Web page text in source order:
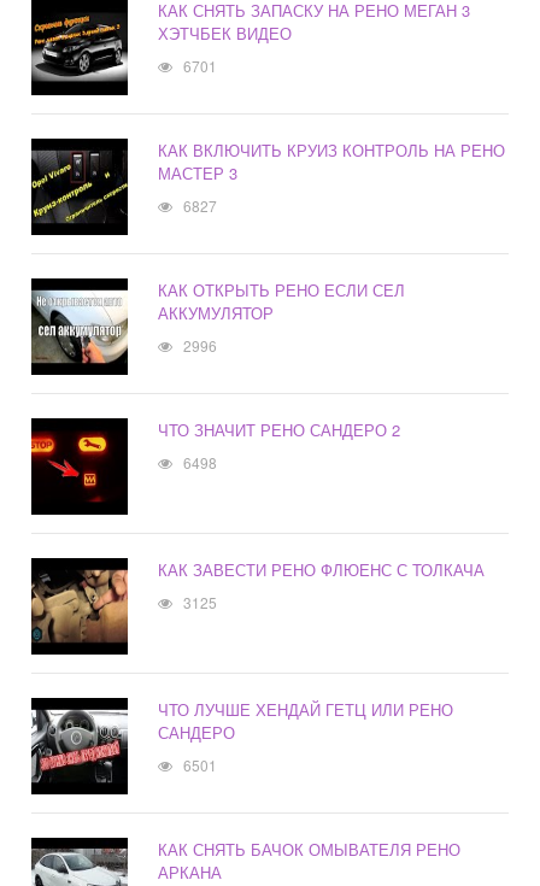
КАК СНЯТЬ ЗАПАСКУ НА РЕНО МЕГАН 3
ХЭТЧБЕК ВИДЕО
6701
КАК ВКЛЮЧИТЬ КРУИЗ КОНТРОЛЬ НА РЕНО
МАСТЕР 3
6827
КАК ОТКРЫТЬ РЕНО ЕСЛИ СЕЛ
АККУМУЛЯТОР
2996
ЧТО ЗНАЧИТ РЕНО САНДЕРО 2
6498
КАК ЗАВЕСТИ РЕНО ФЛЮЕНС С ТОЛКАЧА
3125
ЧТО ЛУЧШЕ ХЕНДАЙ ГЕТЦ ИЛИ РЕНО
САНДЕРО
6501
КАК СНЯТЬ БАЧОК ОМЫВАТЕЛЯ РЕНО
АРКАНА